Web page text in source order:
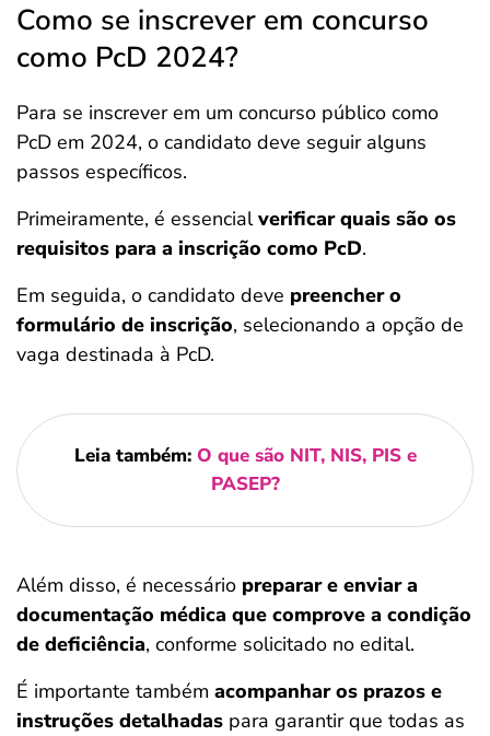
Como se inscrever em concurso
como PcD 2024?
Para se inscrever em um concurso público como
PcD em 2024, o candidato deve seguir alguns
passos específicos.
Primeiramente, é essencialverificar quais são os
requisitos para a inscrição como PcD.
Em seguida, o candidato deve preencher o
formulário de inscrição, selecionando a opção de
vaga destinada à PcD.
Leia também: O que são NIT, NIS, PIS e
PASEP?
Além disso, é necessário preparar e enviar a
documentação médica que comprove a condição
de deficiência, conforme solicitado no edital.
É importante também acompanhar os prazos e
instruções detalhadas para garantir que todas as